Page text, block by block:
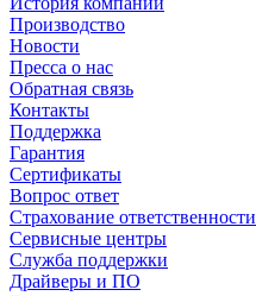
Производство
Новости
Пресса о нас
Обратная связь
Контакты
Поддержка
Гарантия
Сертификаты
Вопрос ответ
Страхование ответственности
Сервисные центры
Служба поддержки
Драйверы и ПО